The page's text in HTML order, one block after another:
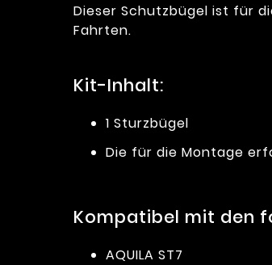
Dieser Schutzbügel ist für
Fahrten.
Kit-Inhalt:
1 Sturzbügel
Die für die Montage
Kompatibel mit den
AQUILA ST7